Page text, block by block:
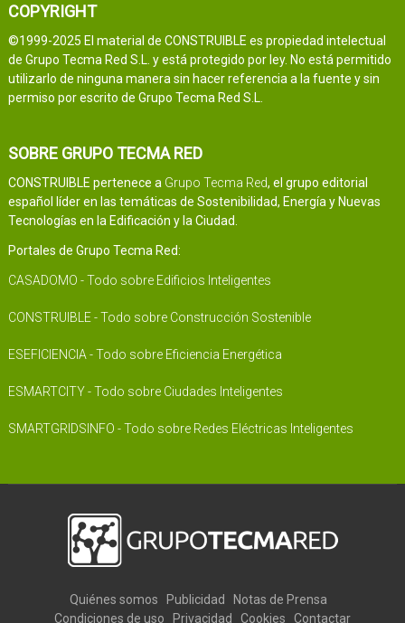
COPYRIGHT
©1999-2025 El material de CONSTRUIBLE es propiedad intelectual
de Grupo Tecma Red S.L. y está protegido por ley. No está permitido
utilizarlo de ninguna manera sin hacer referencia a la fuente y sin
permiso por escrito de Grupo Tecma Red S.L.
SOBRE GRUPO TECMA RED
CONSTRUIBLE pertenece a Grupo Tecma Red, el grupo editorial
español líder en las temáticas de Sostenibilidad, Energía y Nuevas
Tecnologías en la Edificación y la Ciudad.
Portales de Grupo Tecma Red:
CASADOMO - Todo sobre Edificios Inteligentes
CONSTRUIBLE - Todo sobre Construcción Sostenible
ESEFICIENCIA - Todo sobre Eficiencia Energética
ESMARTCITY - Todo sobre Ciudades Inteligentes
SMARTGRIDSINFO - Todo sobre Redes Eléctricas Inteligentes
Quiénes somos Publicidad
Notas de Prensa
Condiciones de uso
Privacidad Cookies Contactar